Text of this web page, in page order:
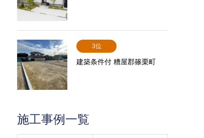
3位
建築条件付 糟屋郡篠栗町
施工事例一覧